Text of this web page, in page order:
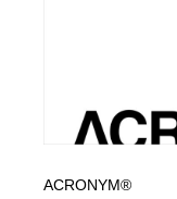
ACRONYM®